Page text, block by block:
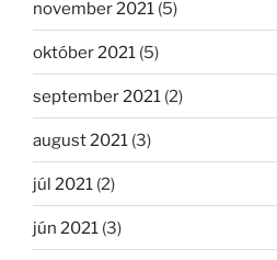
november 2021 (5)
október 2021 (5)
september 2021 (2)
august 2021 (3)
júl 2021 (2)
jún 2021 (3)